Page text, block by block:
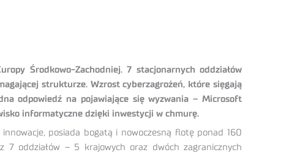
Środkowo-Zachodniej. 7 stacjonarnych oddziałów
strukturze. Wzrost cyberzagrożeń, które sięgają
odpowiedź na pojawiające się wyzwania – Microsoft
informatyczne dzięki inwestycji w chmurę.
posiada bogatą i nowoczesną flotę ponad 160
7 oddziałów – 5 krajowych oraz dwóch zagranicznych